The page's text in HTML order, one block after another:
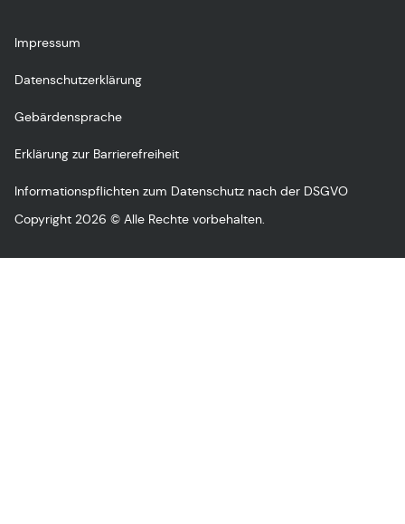
Impressum
Datenschutzerklärung
Gebärdensprache
Erklärung zur Barrierefreiheit
Informationspflichten zum Datenschutz nach der DSGVO
Copyright 2026 © Alle Rechte vorbehalten.